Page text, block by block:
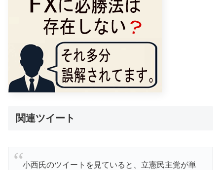
関連ツイート
小西氏のツイートを見ていると、立憲民主党が単